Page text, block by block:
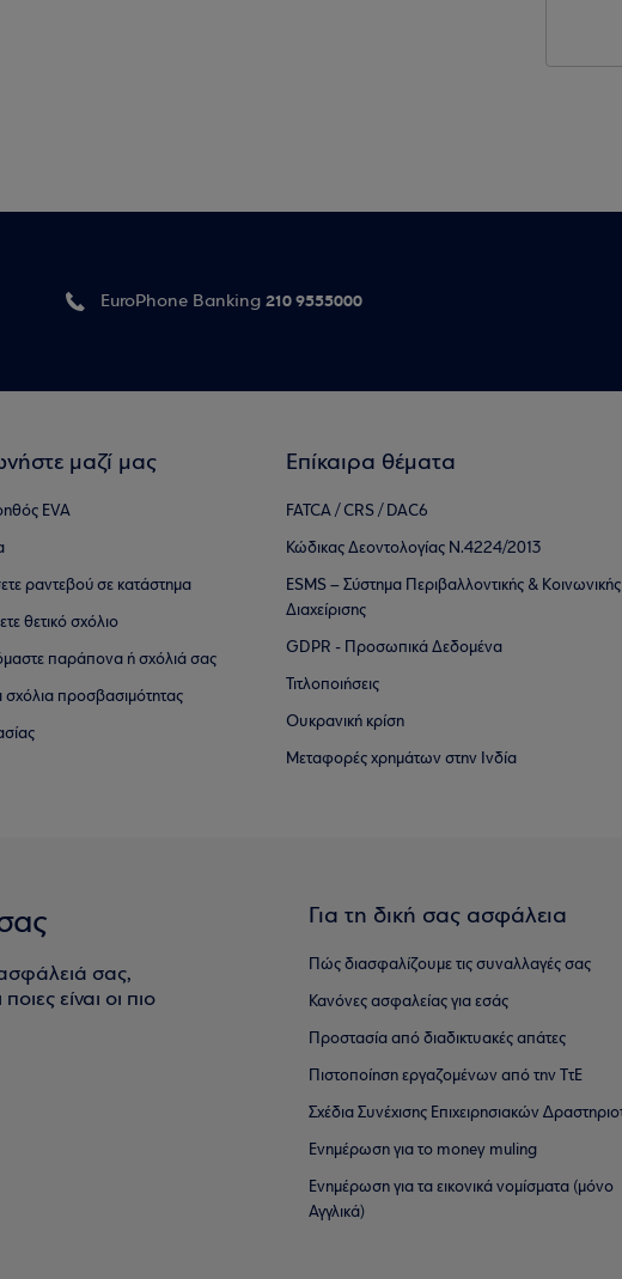
EuroPhone Banking 210 9555000
μαζί μας
EVA
ραντεβού σε κατάστημα
θετικό σχόλιο
παράπονα ή σχόλιά σας
σχόλια προσβασιμότητας
Επίκαιρα θέματα
FATCA / CRS / DAC6
Κώδικας Δεοντολογίας Ν.4224/2013
ESMS – Σύστημα Περιβαλλοντικής & Κοινωνικής
Διαχείρισης
GDPR - Προσωπικά Δεδομένα
Τιτλοποιήσεις
Ουκρανική κρίση
Μεταφορές χρημάτων στην Ινδία
σας,
είναι οι πιο
Για τη δική σας ασφάλεια
Πώς διασφαλίζουμε τις συναλλαγές σας
Κανόνες ασφαλείας για εσάς
Προστασία από διαδικτυακές απάτες
Πιστοποίηση εργαζομένων από την ΤτΕ
Σχέδια Συνέχισης Επιχειρησιακών
Ενημέρωση για το money muling
Ενημέρωση για τα εικονικά νομίσματα (μόνο
Αγγλικά)